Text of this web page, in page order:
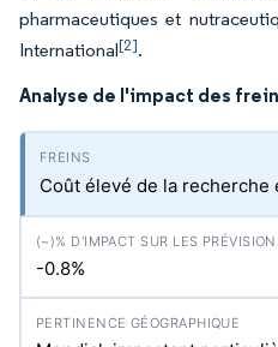
pharmaceutiques et
International[2].
Analyse de l'impact des
Coût élevé de la
-0.8%